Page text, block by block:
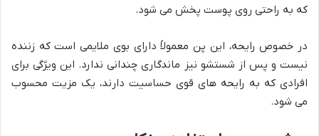
که به راحتی روی پوست پخش می شود.
در خصوص رایحه، این پن معمولاً دارای بوی ملایمی است که زننده
نیست و پس از شستشو نیز ماندگاری چندانی ندارد. این ویژگی برای
افرادی که به رایحه های قوی حساسیت دارند، یک مزیت محسوب
می شود.